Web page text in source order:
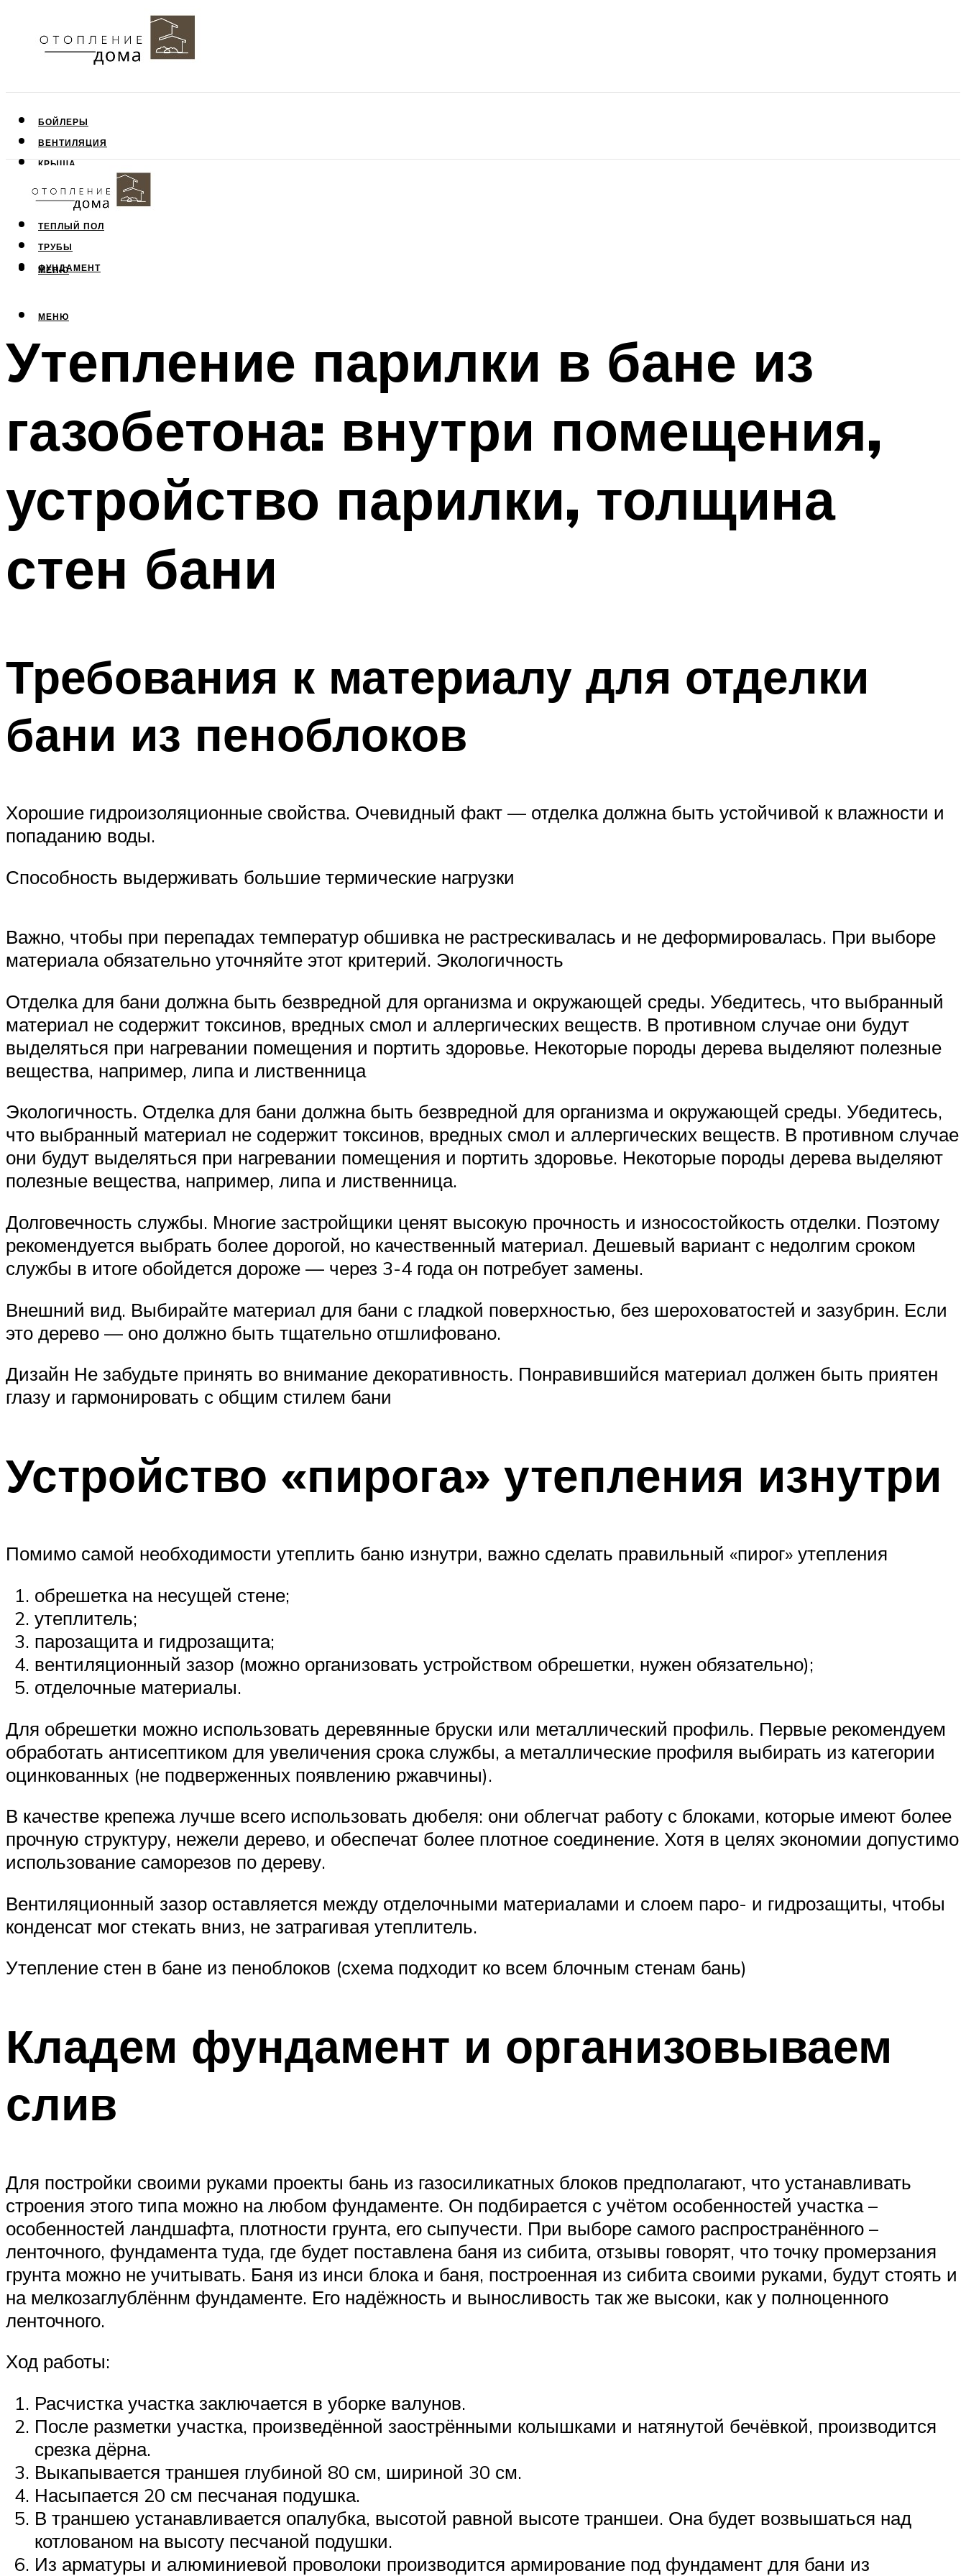
БОЙЛЕРЫ
ВЕНТИЛЯЦИЯ
КРЫША
СТЕНЫ
ТЕПЛЫЙ ПОЛ
ТРУБЫ
ФУНДАМЕНТ
МЕНЮ
МЕНЮ
Утепление парилки в бане из
газобетона: внутри помещения,
устройство парилки, толщина
стен бани
Требования к материалу для отделки
бани из пеноблоков
Хорошие гидроизоляционные свойства. Очевидный факт — отделка должна быть устойчивой к влажности и
попаданию воды.
Способность выдерживать большие термические нагрузки
Важно, чтобы при перепадах температур обшивка не растрескивалась и не деформировалась. При выборе
материала обязательно уточняйте этот критерий. Экологичность
Отделка для бани должна быть безвредной для организма и окружающей среды. Убедитесь, что выбранный
материал не содержит токсинов, вредных смол и аллергических веществ. В противном случае они будут
выделяться при нагревании помещения и портить здоровье. Некоторые породы дерева выделяют полезные
вещества, например, липа и лиственница
Экологичность. Отделка для бани должна быть безвредной для организма и окружающей среды. Убедитесь,
что выбранный материал не содержит токсинов, вредных смол и аллергических веществ. В противном случае
они будут выделяться при нагревании помещения и портить здоровье. Некоторые породы дерева выделяют
полезные вещества, например, липа и лиственница.
Долговечность службы. Многие застройщики ценят высокую прочность и износостойкость отделки. Поэтому
рекомендуется выбрать более дорогой, но качественный материал. Дешевый вариант с недолгим сроком
службы в итоге обойдется дороже — через 3-4 года он потребует замены.
Внешний вид. Выбирайте материал для бани с гладкой поверхностью, без шероховатостей и зазубрин. Если
это дерево — оно должно быть тщательно отшлифовано.
Дизайн Не забудьте принять во внимание декоративность. Понравившийся материал должен быть приятен
глазу и гармонировать с общим стилем бани
Устройство «пирога» утепления изнутри
Помимо самой необходимости утеплить баню изнутри, важно сделать правильный «пирог» утепления
обрешетка на несущей стене;
утеплитель;
парозащита и гидрозащита;
вентиляционный зазор (можно организовать устройством обрешетки, нужен обязательно);
отделочные материалы.
Для обрешетки можно использовать деревянные бруски или металлический профиль. Первые рекомендуем
обработать антисептиком для увеличения срока службы, а металлические профиля выбирать из категории
оцинкованных (не подверженных появлению ржавчины).
В качестве крепежа лучше всего использовать дюбеля: они облегчат работу с блоками, которые имеют более
прочную структуру, нежели дерево, и обеспечат более плотное соединение. Хотя в целях экономии допустимо
использование саморезов по дереву.
Вентиляционный зазор оставляется между отделочными материалами и слоем паро- и гидрозащиты, чтобы
конденсат мог стекать вниз, не затрагивая утеплитель.
Утепление стен в бане из пеноблоков (схема подходит ко всем блочным стенам бань)
Кладем фундамент и организовываем
слив
Для постройки своими руками проекты бань из газосиликатных блоков предполагают, что устанавливать
строения этого типа можно на любом фундаменте. Он подбирается с учётом особенностей участка –
особенностей ландшафта, плотности грунта, его сыпучести. При выборе самого распространённого –
ленточного, фундамента туда, где будет поставлена баня из сибита, отзывы говорят, что точку промерзания
грунта можно не учитывать. Баня из инси блока и баня, построенная из сибита своими руками, будут стоять и
на мелкозаглублённм фундаменте. Его надёжность и выносливость так же высоки, как у полноценного
ленточного.
Ход работы:
Расчистка участка заключается в уборке валунов.
После разметки участка, произведённой заострёнными колышками и натянутой бечёвкой, производится
срезка дёрна.
Выкапывается траншея глубиной 80 см, шириной 30 см.
Насыпается 20 см песчаная подушка.
В траншею устанавливается опалубка, высотой равной высоте траншеи. Она будет возвышаться над
котлованом на высоту песчаной подушки.
Из арматуры и алюминиевой проволоки производится армирование под фундамент для бани из